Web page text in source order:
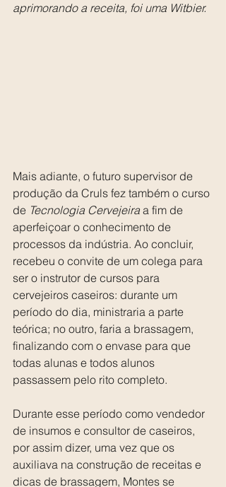
aprimorando a receita, foi uma Witbier.
Mais adiante, o futuro supervisor de
produção da Cruls fez também o curso
de Tecnologia Cervejeira a fim de
aperfeiçoar o conhecimento de
processos da indústria. Ao concluir,
recebeu o convite de um colega para
ser o instrutor de cursos para
cervejeiros caseiros: durante um
período do dia, ministraria a parte
teórica; no outro, faria a brassagem,
finalizando com o envase para que
todas alunas e todos alunos
passassem pelo rito completo.
Durante esse período como vendedor
de insumos e consultor de caseiros,
por assim dizer, uma vez que os
auxiliava na construção de receitas e
dicas de brassagem, Montes se